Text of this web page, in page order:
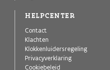
HELPCENTER
Contact
Klachten
Klokkenluidersregeling
Privacyverklaring
Cookiebeleid